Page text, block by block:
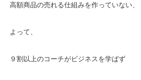
高額商品の売れる仕組みを作っていない、
よって、
９割以上のコーチがビジネスを学ばず